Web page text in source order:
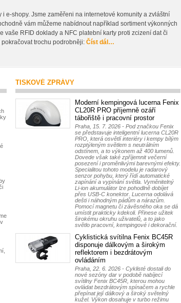
e-shopy. Jsme zaměřeni na internetové komunity a zvláštní
vám můžeme nabídnout například sortiment výkonných
vaše RFID doklady a NFC platební karty proti zcizení dat či
trochu podrobněji: Číst dál…
TISKOVÉ ZPRÁVY
Moderní kempingová lucerna Fenix
CL20R PRO příjemně ozáří
tábořiště i pracovní prostor
Praha, 15. 7. 2026 - Pod značkou Fenix
se představuje inteligentní lucerna CL20R
PRO, která osvětlí interiéry i kempy bílým
rozptýleným světlem s neutrálním
odstínem, a to výkonem až 400 lumenů.
Dovede však také zpříjemnit večerní
posezení i proměnlivými barevnými efekty.
Specialitou tohoto modelu je radarový
senzor pohybu, který řídí automatické
zapínání a vypínání světla. Vyměnitelný
Li-ion akumulátor lze pohodlně dobíjet
přes USB-C konektor. Lucerna odolává
dešti i náhodným pádům a nárazům.
Pomocí magnetu či závěsného oka se dá
umístit prakticky kdekoli. Přinese užitek
širokému okruhu uživatelů, a to jako
světlo pracovní, kempingové i dekorační.
Cyklistická svítilna Fenix BC45R
disponuje dálkovým a širokým
reflektorem i bezdrátovým
ovládáním
Praha, 22. 6. 2026 - Cyklisté dostali do
nové sezóny dar v podobě nabíjecí
svítilny Fenix BC45R, kterou mohou
ovládat bezdrátovým spínačem a rychle
přepínat její dálkový a široký světelný
kužel. Výkon dosahuje v turbo režimu